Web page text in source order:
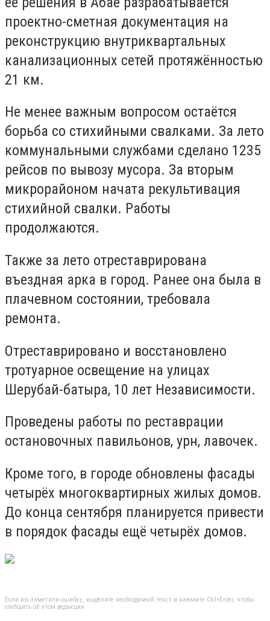
проектно-сметная документация на
реконструкцию внутриквартальных
канализационных сетей протяжённостью
21 км.
Не менее важным вопросом остаётся
борьба со стихийными свалками. За лето
коммунальными службами сделано 1235
рейсов по вывозу мусора. За вторым
микрорайоном начата рекультивация
стихийной свалки. Работы
продолжаются.
Также за лето отреставрирована
въездная арка в город. Ранее она была в
плачевном состоянии, требовала
ремонта.
Отреставрировано и восстановлено
тротуарное освещение на улицах
Шерубай-батыра, 10 лет Независимости.
Проведены работы по реставрации
остановочных павильонов, урн, лавочек.
Кроме того, в городе обновлены фасады
четырёх многоквартирных жилых домов.
До конца сентября планируется привести
в порядок фасады ещё четырёх домов.
Если вы заметили ошибку, выделите необходимый текст и нажмите Ctrl+Enter, чтобы
сообщить об этом редакции